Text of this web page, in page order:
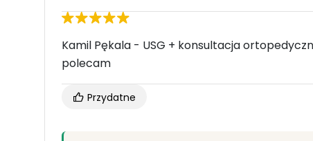
Kamil Pękala - USG + konsultacja
polecam
Przydatne